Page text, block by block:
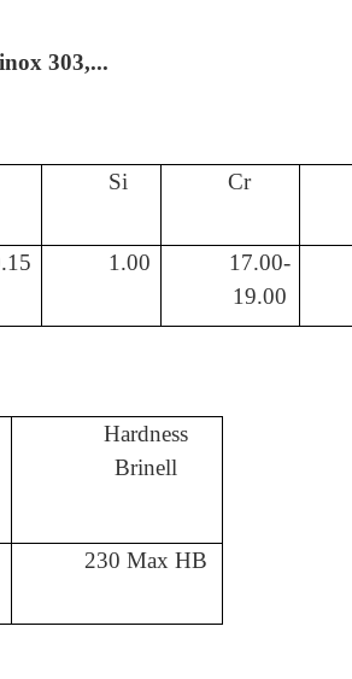
303,...
Si Cr
1.00
17.00-
19.00
Hardness
Brinell
230 Max HB